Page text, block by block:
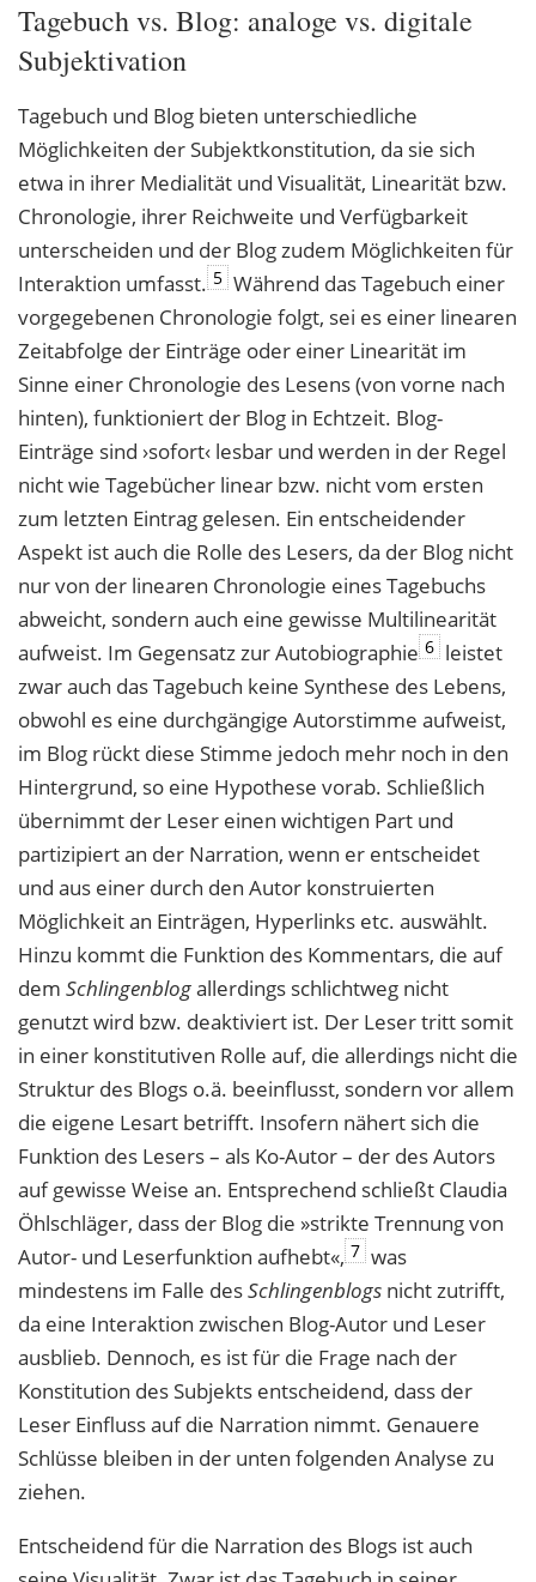
Tagebuch vs. Blog: analoge vs. digitale
Subjektivation
Tagebuch und Blog bieten unterschiedliche
Möglichkeiten der Subjektkonstitution, da sie sich
etwa in ihrer Medialität und Visualität, Linearität bzw.
Chronologie, ihrer Reichweite und Verfügbarkeit
unterscheiden und der Blog zudem Möglichkeiten für
Interaktion umfasst. 5 Während das Tagebuch einer
vorgegebenen Chronologie folgt, sei es einer linearen
Zeitabfolge der Einträge oder einer Linearität im
Sinne einer Chronologie des Lesens (von vorne nach
hinten), funktioniert der Blog in Echtzeit. Blog-
Einträge sind ›sofort‹ lesbar und werden in der Regel
nicht wie Tagebücher linear bzw. nicht vom ersten
zum letzten Eintrag gelesen. Ein entscheidender
Aspekt ist auch die Rolle des Lesers, da der Blog nicht
nur von der linearen Chronologie eines Tagebuchs
abweicht, sondern auch eine gewisse Multilinearität
aufweist. Im Gegensatz zur Autobiographie 6 leistet
zwar auch das Tagebuch keine Synthese des Lebens,
obwohl es eine durchgängige Autorstimme aufweist,
im Blog rückt diese Stimme jedoch mehr noch in den
Hintergrund, so eine Hypothese vorab. Schließlich
übernimmt der Leser einen wichtigen Part und
partizipiert an der Narration, wenn er entscheidet
und aus einer durch den Autor konstruierten
Möglichkeit an Einträgen, Hyperlinks etc. auswählt.
Hinzu kommt die Funktion des Kommentars, die auf
dem Schlingenblogallerdings schlichtweg nicht
genutzt wird bzw. deaktiviert ist. Der Leser tritt somit
in einer konstitutiven Rolle auf, die allerdings nicht die
Struktur des Blogs o.ä. beeinflusst, sondern vor allem
die eigene Lesart betrifft. Insofern nähert sich die
Funktion des Lesers – als Ko-Autor – der des Autors
auf gewisse Weise an. Entsprechend schließt Claudia
Öhlschläger, dass der Blog die »strikte Trennung von
Autor- und Leserfunktion aufhebt«, 7 was
mindestens im Falle desSchlingenblogs nicht zutrifft,
da eine Interaktion zwischen Blog-Autor und Leser
ausblieb. Dennoch, es ist für die Frage nach der
Konstitution des Subjekts entscheidend, dass der
Leser Einfluss auf die Narration nimmt. Genauere
Schlüsse bleiben in der unten folgenden Analyse zu
ziehen.
Entscheidend für die Narration des Blogs ist auch